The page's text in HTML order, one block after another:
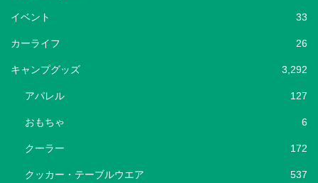
イベント 33
カーライフ 26
キャンプグッズ 3,292
アパレル 127
おもちゃ 6
クーラー 172
クッカー・テーブルウエア 537